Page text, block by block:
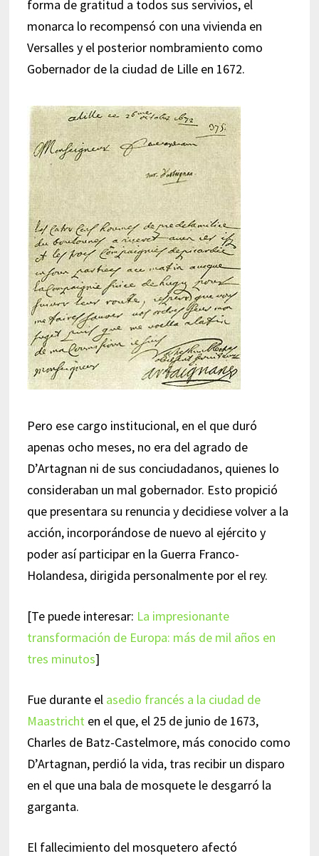
forma de gratitud a todos sus servivios, el
monarca lo recompensó con una vivienda en
Versalles y el posterior nombramiento como
Gobernador de la ciudad de Lille en 1672.
Pero ese cargo institucional, en el que duró
apenas ocho meses, no era del agrado de
D’Artagnan ni de sus conciudadanos, quienes lo
consideraban un mal gobernador. Esto propició
que presentara su renuncia y decidiese volver a la
acción, incorporándose de nuevo al ejército y
poder así participar en la Guerra Franco-
Holandesa, dirigida personalmente por el rey.
[Te puede interesar: La impresionante
transformación de Europa: más de mil años en
tres minutos]
Fue durante el asedio francés a la ciudad de
Maastrichten el que, el 25 de junio de 1673,
Charles de Batz-Castelmore, más conocido como
D’Artagnan, perdió la vida, tras recibir un disparo
en el que una bala de mosquete le desgarró la
garganta.
El fallecimiento del mosquetero afectó